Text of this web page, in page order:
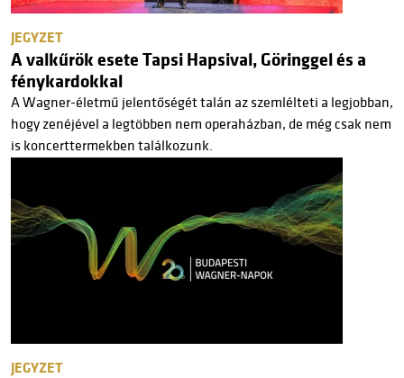
JEGYZET
A valkűrök esete Tapsi Hapsival, Göringgel és a
fénykardokkal
A Wagner-életmű jelentőségét talán az szemlélteti a legjobban,
hogy zenéjével a legtöbben nem operaházban, de még csak nem
is koncerttermekben találkozunk.
JEGYZET